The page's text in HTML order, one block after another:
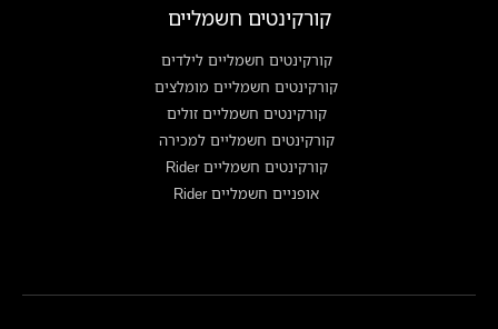
קורקינטים חשמליים
קורקינטים חשמליים לילדים
קורקינטים חשמליים מומלצים
קורקינטים חשמליים זולים
קורקינטים חשמליים למכירה
קורקינטים חשמליים Rider
אופניים חשמליים Rider